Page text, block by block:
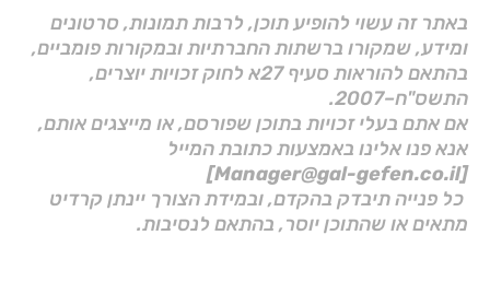
באתר זה עשוי להופיע תוכן, לרבות תמונות, סרטונים
ומידע, שמקורו ברשתות החברתיות ובמקורות פומביים,
בהתאם להוראות סעיף 27א לחוק זכויות יוצרים,
התשס"ח–2007.
אם אתם בעלי זכויות בתוכן שפורסם, או מייצגים אותם,
אנא פנו אלינו באמצעות כתובת המייל
[Manager@gal-gefen.co.il]
כל פנייה תיבדק בהקדם, ובמידת הצורך יינתן קרדיט
מתאים או שהתוכן יוסר, בהתאם לנסיבות.